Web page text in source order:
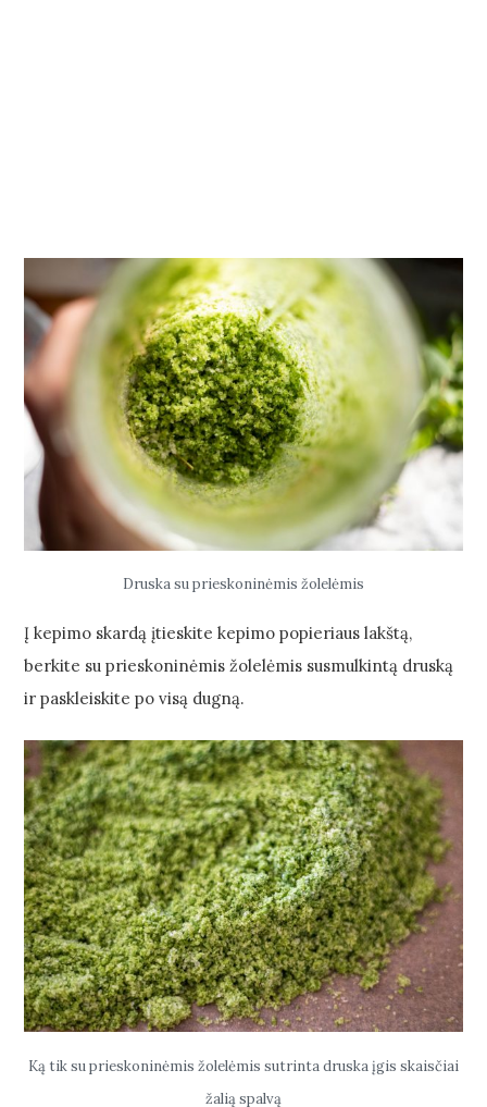
Druska su prieskoninėmis žolelėmis
Į kepimo skardą įtieskite kepimo popieriaus lakštą,
berkite su prieskoninėmis žolelėmis susmulkintą druską
ir paskleiskite po visą dugną.
Ką tik su prieskoninėmis žolelėmis sutrinta druska įgis skaisčiai
žalią spalvą